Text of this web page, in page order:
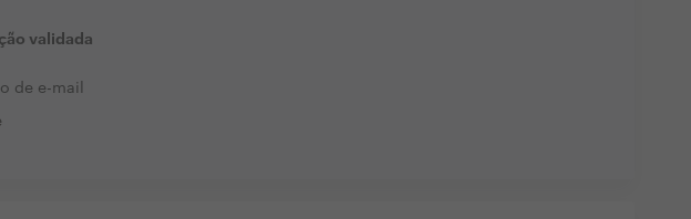
validada
de e-mail